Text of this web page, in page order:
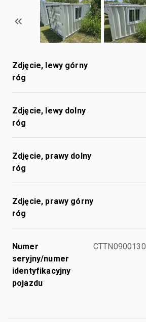
Zdjęcie, lewy górny
róg
Zdjęcie, lewy dolny
róg
Zdjęcie, prawy dolny
róg
Zdjęcie, prawy górny
róg
Numer
seryjny/numer
identyfikacyjny
pojazdu
CTTN0900130